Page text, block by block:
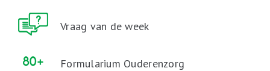
Vraag van de week
Formularium Ouderenzorg